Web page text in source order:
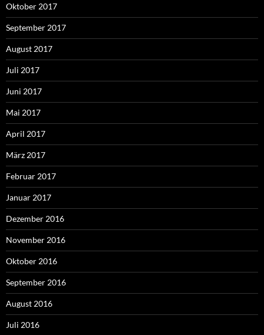
Oktober 2017
September 2017
August 2017
Juli 2017
Juni 2017
Mai 2017
April 2017
März 2017
Februar 2017
Januar 2017
Dezember 2016
November 2016
Oktober 2016
September 2016
August 2016
Juli 2016